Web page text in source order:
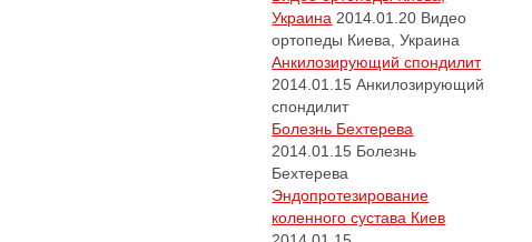
Украина 2014.01.20 Видео
ортопеды Киева, Украина
Анкилозирующий спондилит
2014.01.15 Анкилозирующий
спондилит
Болезнь Бехтерева
2014.01.15 Болезнь
Бехтерева
Эндопротезирование
коленного сустава Киев